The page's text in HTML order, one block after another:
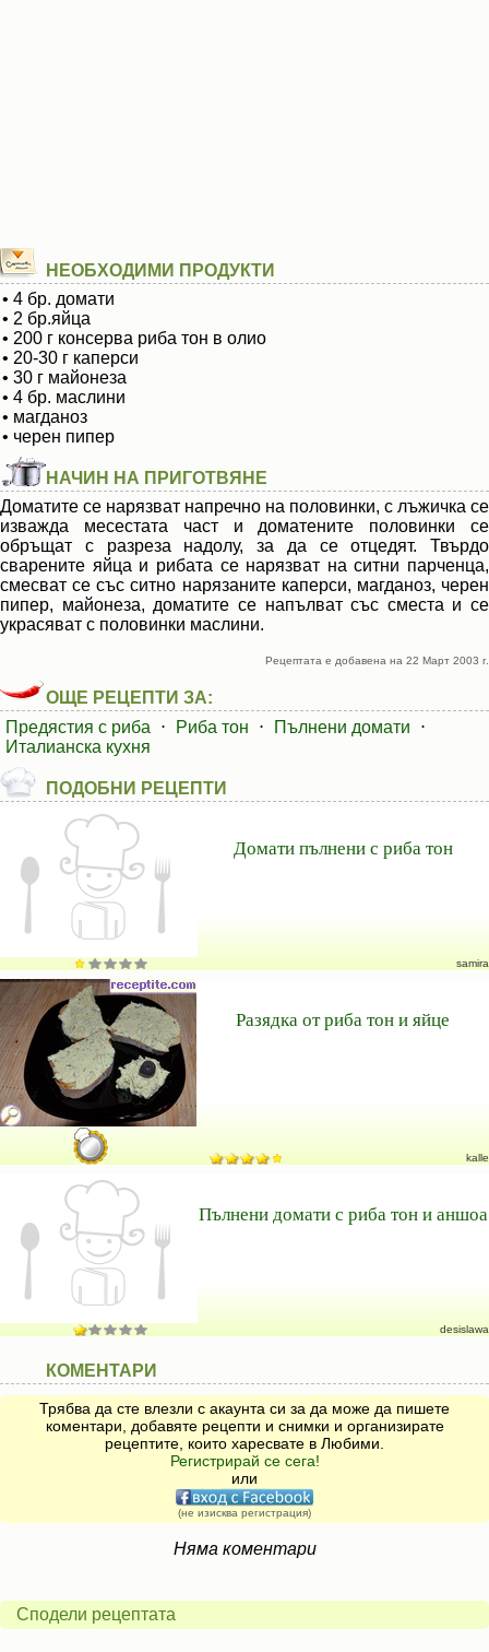
НЕОБХОДИМИ ПРОДУКТИ
• 4 бр. домати
• 2 бр.яйца
• 200 г консерва риба тон в олио
• 20-30 г каперси
• 30 г майонеза
• 4 бр. маслини
• магданоз
• черен пипер
НАЧИН НА ПРИГОТВЯНЕ
Доматите се нарязват напречно на половинки, с лъжичка се
изважда месестата част и доматените половинки се
обръщат с разреза надолу, за да се отцедят. Твърдо
сварените яйца и рибата се нарязват на ситни парченца,
смесват се със ситно нарязаните каперси, магданоз, черен
пипер, майонеза, доматите се напълват със сместа и се
украсяват с половинки маслини.
Рецептата е добавена на 22 Март 2003 г.
ОЩЕ РЕЦЕПТИ ЗА:
Предястия с риба
⋅ Риба тон ⋅ Пълнени домати
⋅
Италианска кухня
ПОДОБНИ РЕЦЕПТИ
Домати пълнени с риба тон
samira
Разядка от риба тон и яйце
kalle
Пълнени домати с риба тон и аншоа
desislawa
КОМЕНТАРИ
Трябва да сте влезли с акаунта си за да може да пишете
коментари, добавяте рецепти и снимки и организирате
рецептите, които харесвате в Любими.
Регистрирай се сега!
или
(не изисква регистрация)
Няма коментари
Сподели рецептата